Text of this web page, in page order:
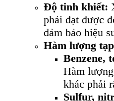
Độ tinh khiết:
phải đạt được
đảm bảo hiệu
Hàm lượng
Benzene,
Hàm
khác phải
Sulfur,